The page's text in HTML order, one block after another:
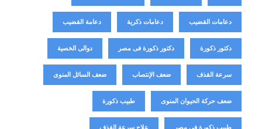
دعامات القضيب دعامات ذكرية دعامة القضيب
دكتور ذكورة دكتور ذكورة فى مصر دوالى الخصية
سرعة القذف ضعف الإنتصاب ضعف السائل المنوى
ضعف حركة الحيوان المنوى طبيب ذكورة
طبيب ذكورة فى مصر علاج سرعة القذف